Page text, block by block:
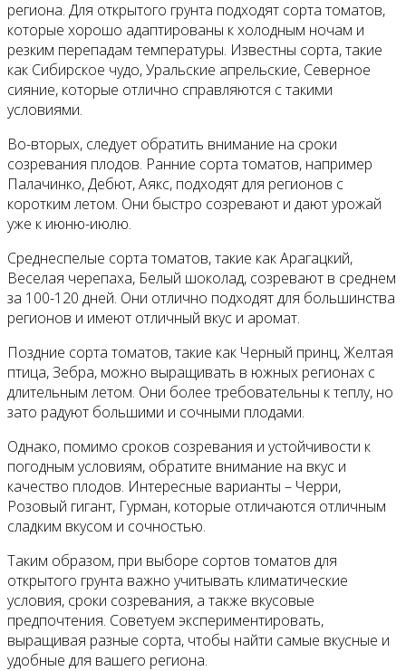
региона. Для открытого грунта подходят сорта томатов,
которые хорошо адаптированы к холодным ночам и
резким перепадам температуры. Известны сорта, такие
как Сибирское чудо, Уральские апрельские, Северное
сияние, которые отлично справляются с такими
условиями.
Во-вторых, следует обратить внимание на сроки
созревания плодов. Ранние сорта томатов, например
Палачинко, Дебют, Аякс, подходят для регионов с
коротким летом. Они быстро созревают и дают урожай
уже к июню-июлю.
Среднеспелые сорта томатов, такие как Арагацкий,
Веселая черепаха, Белый шоколад, созревают в среднем
за 100-120 дней. Они отлично подходят для большинства
регионов и имеют отличный вкус и аромат.
Поздние сорта томатов, такие как Черный принц, Желтая
птица, Зебра, можно выращивать в южных регионах с
длительным летом. Они более требовательны к теплу, но
зато радуют большими и сочными плодами.
Однако, помимо сроков созревания и устойчивости к
погодным условиям, обратите внимание на вкус и
качество плодов. Интересные варианты – Черри,
Розовый гигант, Гурман, которые отличаются отличным
сладким вкусом и сочностью.
Таким образом, при выборе сортов томатов для
открытого грунта важно учитывать климатические
условия, сроки созревания, а также вкусовые
предпочтения. Советуем экспериментировать,
выращивая разные сорта, чтобы найти самые вкусные и
удобные для вашего региона.